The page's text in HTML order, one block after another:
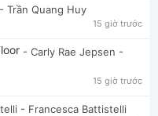
- Trần Quang Huy
15 giờ trước
- Carly Rae Jepsen -
15 giờ trước
- Francesca Battistelli